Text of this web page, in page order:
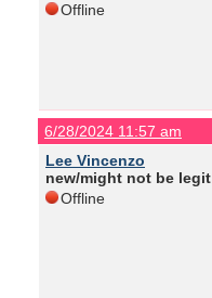
Offline
6/28/2024 11:57 am
Lee Vincenzo
new/might not be legit
Offline